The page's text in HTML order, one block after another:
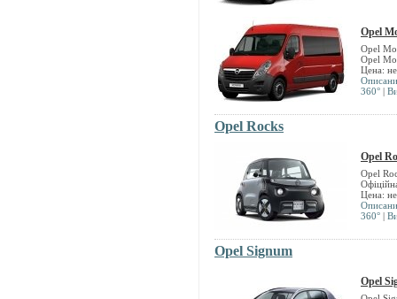
Opel
Opel
Opel
Цена:
360° |
Opel Rocks
Opel
Opel
Цена:
360° |
Opel Signum
Opel